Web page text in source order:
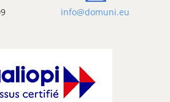
info@domuni.eu